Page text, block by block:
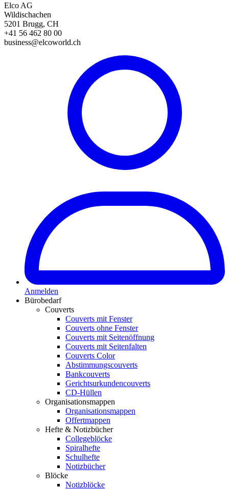
Elco AG
Wildischachen
5201 Brugg, CH
+41 56 462 80 00
business@elcoworld.ch
Anmelden
Bürobedarf
Couverts
Couverts mit Fenster
Couverts ohne Fenster
Couverts mit Seitenöffnung
Couverts mit Seitenfalten
Couverts Color
Abstimmungscouverts
Bankcouverts
Gerichtsurkundencouverts
CD-Hüllen
Organisationsmappen
Organisationsmappen
Offertmappen
Hefte & Notizbücher
Collegeblöcke
Spiralhefte
Schulhefte
Notizbücher
Blöcke
Notizblöcke